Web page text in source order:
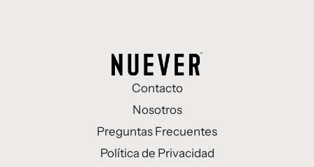
Contacto
Nosotros
Preguntas Frecuentes
Política de Privacidad